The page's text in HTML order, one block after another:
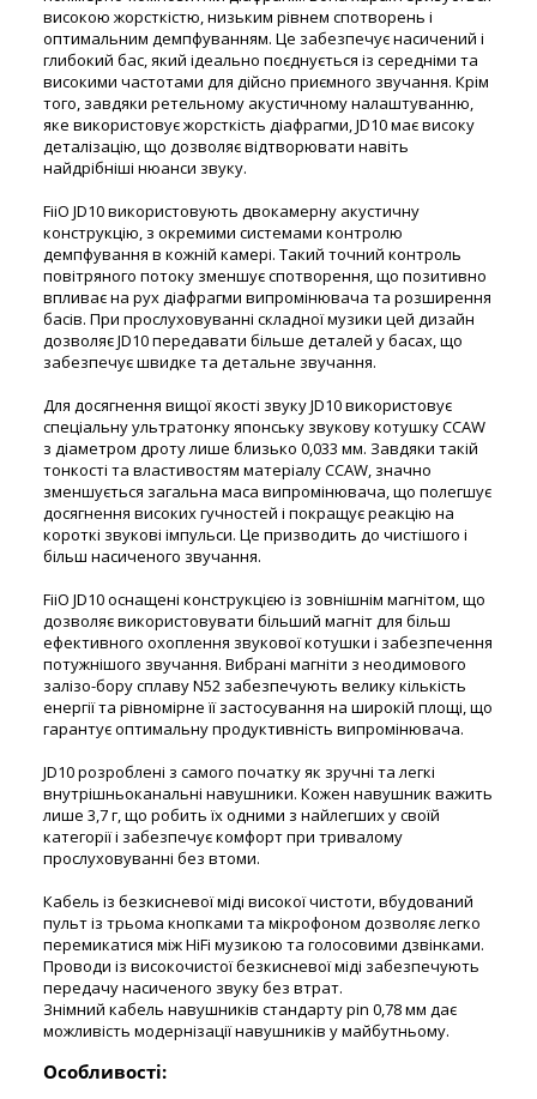
високою жорсткістю, низьким рівнем спотворень і
оптимальним демпфуванням. Це забезпечує насичений і
глибокий бас, який ідеально поєднується із середніми та
високими частотами для дійсно приємного звучання. Крім
того, завдяки ретельному акустичному налаштуванню,
яке використовує жорсткість діафрагми, JD10 має високу
деталізацію, що дозволяє відтворювати навіть
найдрібніші нюанси звуку.
FiiO JD10 використовують двокамерну акустичну
конструкцію, з окремими системами контролю
демпфування в кожній камері. Такий точний контроль
повітряного потоку зменшує спотворення, що позитивно
впливає на рух діафрагми випромінювача та розширення
басів. При прослуховуванні складної музики цей дизайн
дозволяє JD10 передавати більше деталей у басах, що
забезпечує швидке та детальне звучання.
Для досягнення вищої якості звуку JD10 використовує
спеціальну ультратонку японську звукову котушку CCAW
з діаметром дроту лише близько 0,033 мм. Завдяки такій
тонкості та властивостям матеріалу CCAW, значно
зменшується загальна маса випромінювача, що полегшує
досягнення високих гучностей і покращує реакцію на
короткі звукові імпульси. Це призводить до чистішого і
більш насиченого звучання.
FiiO JD10 оснащені конструкцією із зовнішнім магнітом, що
дозволяє використовувати більший магніт для більш
ефективного охоплення звукової котушки і забезпечення
потужнішого звучання. Вибрані магніти з неодимового
залізо-бору сплаву N52 забезпечують велику кількість
енергії та рівномірне її застосування на широкій площі, що
гарантує оптимальну продуктивність випромінювача.
JD10 розроблені з самого початку як зручні та легкі
внутрішньоканальні навушники. Кожен навушник важить
лише 3,7 г, що робить їх одними з найлегших у своїй
категорії і забезпечує комфорт при тривалому
прослуховуванні без втоми.
Кабель із безкисневої міді високої чистоти, вбудований
пульт із трьома кнопками та мікрофоном дозволяє легко
перемикатися між HiFi музикою та голосовими дзвінками.
Проводи із високочистої безкисневої міді забезпечують
передачу насиченого звуку без втрат.
Знімний кабель навушників стандарту pin 0,78 мм дає
можливість модернізації навушників у майбутньому.
Особливості: